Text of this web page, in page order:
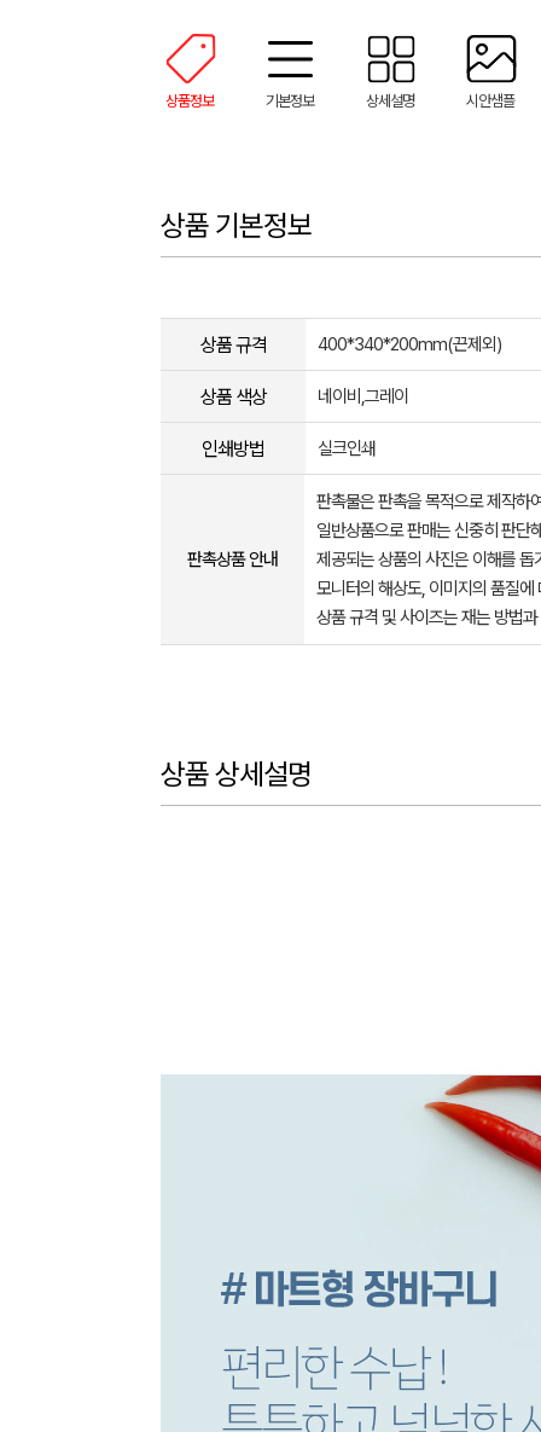
상품정보 기본정보 상세설명 시안샘플
상품 기본정보
상품 규격 400*340*200mm(끈제외)
상품 색상 네이비,그레이
인쇄방법 실크인쇄
판촉상품 안내
판촉물은 판촉을 목적으로 제작하
일반상품으로 판매는 신중히 판단
제공되는 상품의 사진은 이해를
모니터의 해상도, 이미지의 품질
상품 규격 및 사이즈는 재는 방법
상품 상세설명